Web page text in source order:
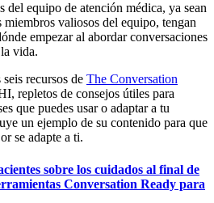
del equipo de atención médica, ya sean
miembros valiosos del equipo, tengan
empezar al abordar conversaciones
vida.
recursos de The Conversation
repletos de consejos útiles para
que puedes usar o adaptar a tu
un ejemplo de su contenido para que
se adapte a ti.
sobre los cuidados al final de
Conversation Ready para